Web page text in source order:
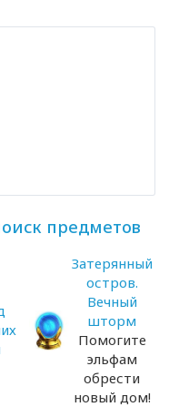
предметов
Затерянный
остров.
Вечный
шторм
Помогите
эльфам
обрести
новый дом!